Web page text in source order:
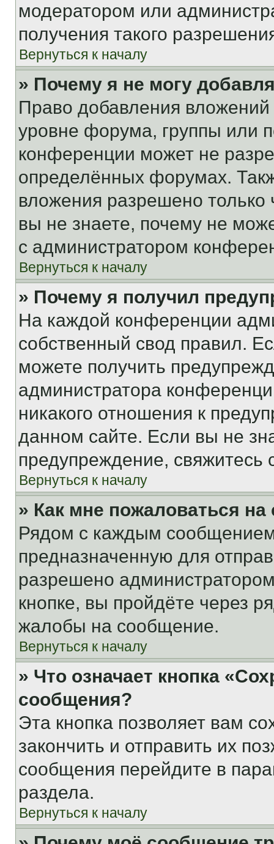
модератором или
получения такого
Вернуться к началу
» Почему я не могу
Право добавления
уровне форума, группы или
конференции может не
определённых форумах.
вложения разрешено
вы не знаете, почему не
с администратором
Вернуться к началу
» Почему я получил
На каждой конференции
собственный свод правил.
можете получить
администратора
никакого отношения к
данном сайте. Если вы не
предупреждение,
Вернуться к началу
» Как мне пожаловаться
Рядом с каждым сообщением
предназначенную для
разрешено
кнопке, вы пройдёте через
жалобы на сообщение.
Вернуться к началу
» Что означает кнопка
сообщения?
Эта кнопка позволяет вам
закончить и отправить их
сообщения перейдите в
раздела.
Вернуться к началу